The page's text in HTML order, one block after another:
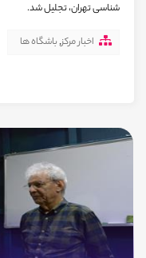
شناسی تهران، تجلیل شد.
اخبار مرکز,باشگاه ها